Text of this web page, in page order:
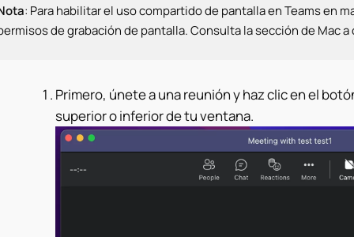
: Para habilitar el uso compartido de pantalla en Teams en
de grabación de pantalla. Consulta la sección de Mac
Primero, únete a una reunión y haz clic en el
superior o inferior de tu ventana.